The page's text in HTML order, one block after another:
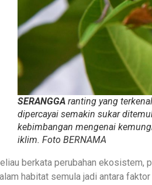
SERANGGA ranting yang
dipercayai semakin sukar
kebimbangan mengenai
iklim. Foto BERNAMA
berkata perubahan ekosistem,
habitat semula jadi antara